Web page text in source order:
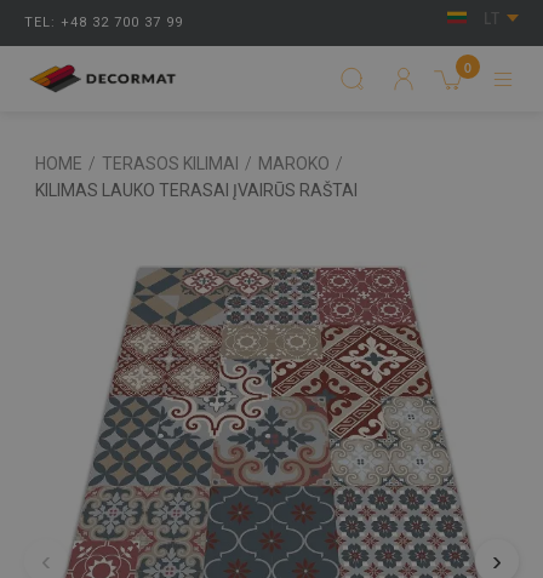
TEL: +48 32 700 37 99
0
HOME / TERASOS KILIMAI / MAROKO /
KILIMAS LAUKO TERASAI ĮVAIRŪS RAŠTAI
‹ ›